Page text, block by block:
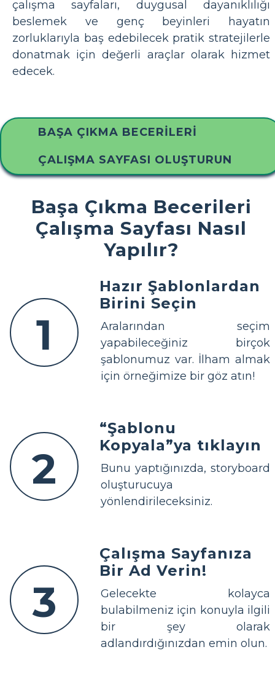
çalışma sayfaları, duygusal dayanıklılığı
beslemek ve genç beyinleri hayatın
zorluklarıyla baş edebilecek pratik stratejilerle
donatmak için değerli araçlar olarak hizmet
edecek.
BAŞA ÇIKMA BECERILERI
ÇALIŞMA SAYFASI OLUŞTURUN
Başa Çıkma Becerileri
Çalışma Sayfası Nasıl
Yapılır?
1
Hazır Şablonlardan
Birini Seçin
Aralarından seçim
yapabileceğiniz birçok
şablonumuz var. İlham almak
için örneğimize bir göz atın!
2
“Şablonu
Kopyala”ya tıklayın
Bunu yaptığınızda, storyboard
oluşturucuya
yönlendirileceksiniz.
3
Çalışma Sayfanıza
Bir Ad Verin!
Gelecekte kolayca
bulabilmeniz için konuyla ilgili
bir şey olarak
adlandırdığınızdan emin olun.